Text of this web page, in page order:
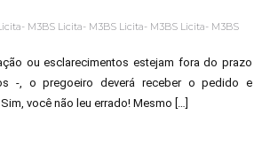
- M3BS Licita- M3BS Licita- M3BS Licita- M3BS
ou esclarecimentos estejam fora do prazo
-, o pregoeiro deverá receber o pedido e
você não leu errado! Mesmo […]